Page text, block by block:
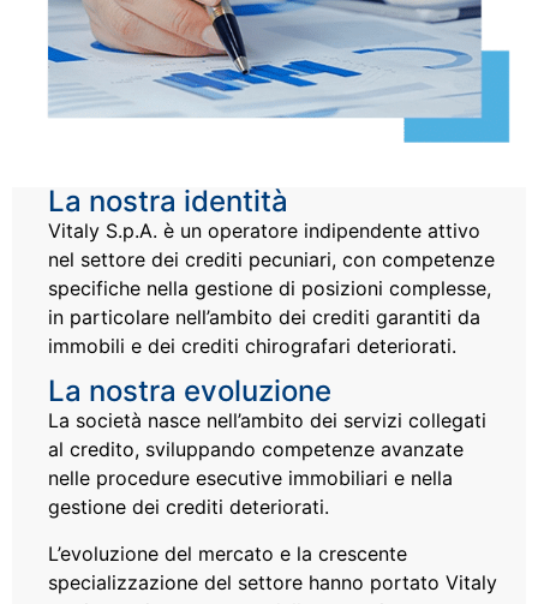
La nostra identità
Vitaly S.p.A. è un operatore indipendente attivo
nel settore dei crediti pecuniari, con competenze
specifiche nella gestione di posizioni complesse,
in particolare nell’ambito dei crediti garantiti da
immobili e dei crediti chirografari deteriorati.
La nostra evoluzione
La società nasce nell’ambito dei servizi collegati
al credito, sviluppando competenze avanzate
nelle procedure esecutive immobiliari e nella
gestione dei crediti deteriorati.
L’evoluzione del mercato e la crescente
specializzazione del settore hanno portato Vitaly